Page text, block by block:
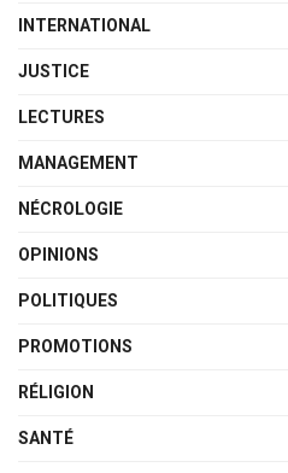
INTERNATIONAL
JUSTICE
LECTURES
MANAGEMENT
NÉCROLOGIE
OPINIONS
POLITIQUES
PROMOTIONS
RÉLIGION
SANTÉ